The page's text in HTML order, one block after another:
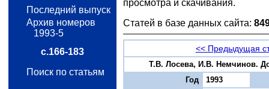
Последний выпуск
Архив номеров
1993-5
с.166-183
Поиск по статьям
просмотра и скачивания.
Статей в базе данных сайта:
<< Предыдущая
Т.В. Лосева, И.В. Немчинов.
Год
1993